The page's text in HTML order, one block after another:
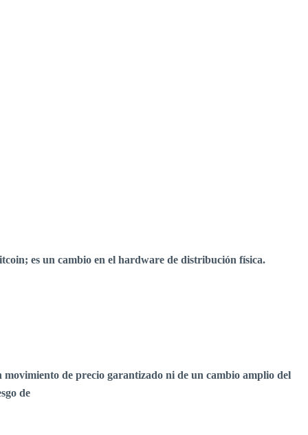
es un cambio en el hardware de distribución física.
de precio garantizado ni de un cambio amplio del
de